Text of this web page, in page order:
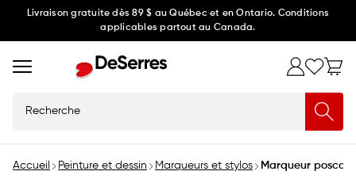
Ignorer
au
Livraison gratuite dès 89 $ au Québec et en Ontario. Conditions
applicables partout au Canada.
Accueil Peinture et dessin Marqueurs et stylos Marqueur posca